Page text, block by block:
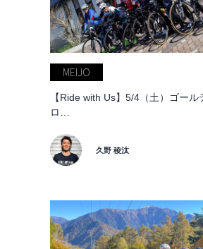
MEIJO
【Ride with Us】5/4（土）ゴール
ロ…
久野 稜汰